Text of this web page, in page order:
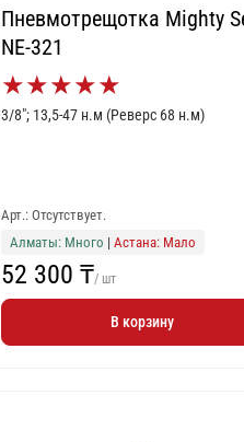
Пневмотрещотка Mighty
NE-321
★★★★★
3/8"; 13,5-47 н.м (Реверс 68 н.м)
Арт.: Отсутствует.
Алматы: Много |Астана: Мало
52 300 ₸/ шт
В корзину